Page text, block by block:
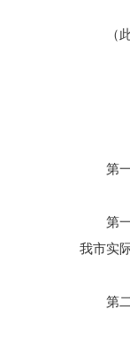
（此
第一
第一
我市实
第二